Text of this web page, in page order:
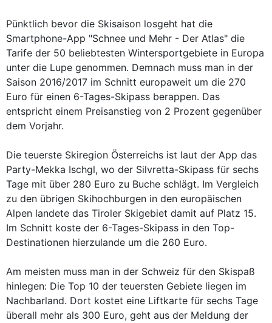
Pünktlich bevor die Skisaison losgeht hat die
Smartphone-App "Schnee und Mehr - Der Atlas" die
Tarife der 50 beliebtesten Wintersportgebiete in Europa
unter die Lupe genommen. Demnach muss man in der
Saison 2016/2017 im Schnitt europaweit um die 270
Euro für einen 6-Tages-Skipass berappen. Das
entspricht einem Preisanstieg von 2 Prozent gegenüber
dem Vorjahr.
Die teuerste Skiregion Österreichs ist laut der App das
Party-Mekka Ischgl, wo der Silvretta-Skipass für sechs
Tage mit über 280 Euro zu Buche schlägt. Im Vergleich
zu den übrigen Skihochburgen in den europäischen
Alpen landete das Tiroler Skigebiet damit auf Platz 15.
Im Schnitt koste der 6-Tages-Skipass in den Top-
Destinationen hierzulande um die 260 Euro.
Am meisten muss man in der Schweiz für den Skispaß
hinlegen: Die Top 10 der teuersten Gebiete liegen im
Nachbarland. Dort kostet eine Liftkarte für sechs Tage
überall mehr als 300 Euro, geht aus der Meldung der